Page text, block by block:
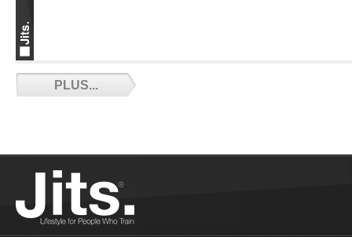
Résultats des championnats de France de
Ne-Waza 2020 - 10/25/2020
Ce qu’il faut retenir des Pan-Ams 2020 -
10/17/2020
Petit retour sur les Pans 2020...Plus
PLUS...